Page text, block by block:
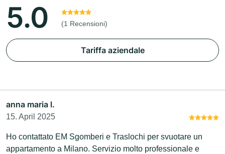
5.0 (1 Recensioni)
Tariffa aziendale
anna maria l.
15. April 2025
Ho contattato EM Sgomberi e Traslochi per svuotare un
appartamento a Milano. Servizio molto professionale e